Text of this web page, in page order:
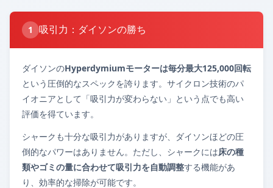
1 吸引力：ダイソンの勝ち
ダイソンのHyperdymiumモーターは毎分最大125,000回転
という圧倒的なスペックを誇ります。サイクロン技術のパ
イオニアとして「吸引力が変わらない」という点でも高い
評価を得ています。
シャークも十分な吸引力がありますが、ダイソンほどの圧
倒的なパワーはありません。ただし、シャークには床の種
類やゴミの量に合わせて吸引力を自動調整する機能があ
り、効率的な掃除が可能です。